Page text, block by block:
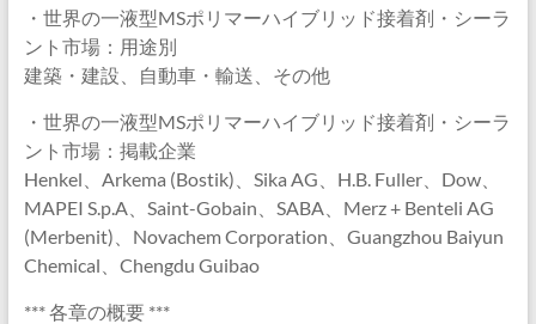
・世界の一液型MSポリマーハイブリッド接着剤・シーラ
ント市場：用途別
建築・建設、自動車・輸送、その他
・世界の一液型MSポリマーハイブリッド接着剤・シーラ
ント市場：掲載企業
Henkel、Arkema (Bostik)、Sika AG、H.B. Fuller、Dow、
MAPEI S.p.A、Saint-Gobain、SABA、Merz + Benteli AG
(Merbenit)、Novachem Corporation、Guangzhou Baiyun
Chemical、Chengdu Guibao
*** 各章の概要 ***